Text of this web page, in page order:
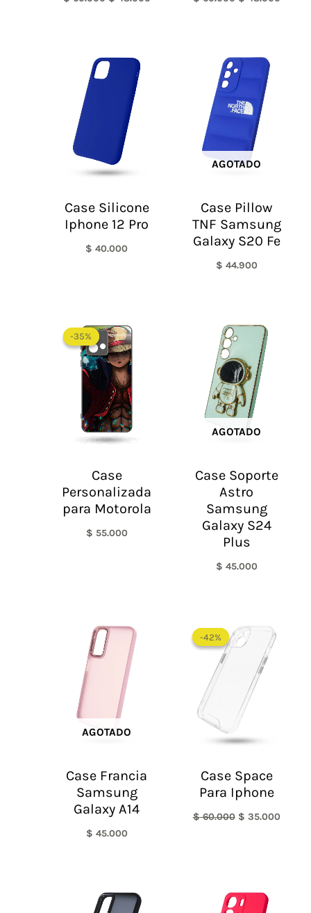
Case Silicone
Iphone 12 Pro
$ 40.000
AGOTADO
Case Pillow
TNF Samsung
Galaxy S20 Fe
$ 44.900
-35%
-35%
Case
Personalizada
para Motorola
$ 55.000
AGOTADO
Case Soporte
Astro
Samsung
Galaxy S24
Plus
$ 45.000
AGOTADO
Case Francia
Samsung
Galaxy A14
$ 45.000
-42%
-42%
Case Space
Para Iphone
$60.000
precio
original
$ 60.000.
$ 35.000